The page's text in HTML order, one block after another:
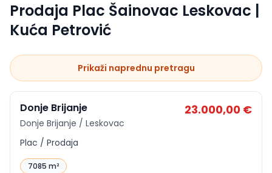
Prodaja Plac Šainovac Leskovac |
Kuća Petrović
Prikaži naprednu pretragu
Donje Brijanje
Donje Brijanje / Leskovac
23.000,00 €
Plac / Prodaja
7085 m²